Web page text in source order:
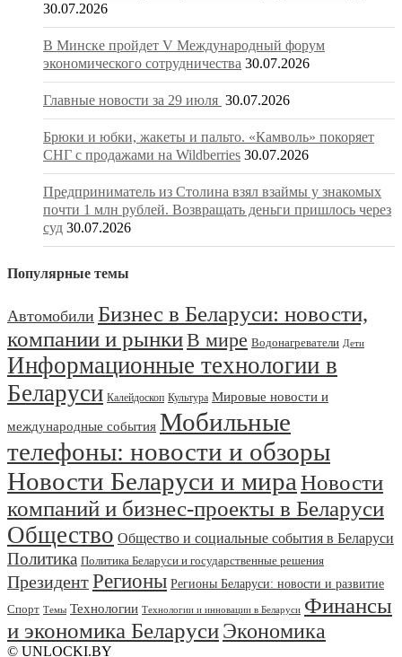
30.07.2026
В Минске пройдет V Международный форум
экономического сотрудничества 30.07.2026
Главные новости за 29 июля 30.07.2026
Брюки и юбки, жакеты и пальто. «Камволь» покоряет
СНГ с продажами на Wildberries 30.07.2026
Предприниматель из Столина взял взаймы у знакомых
почти 1 млн рублей. Возвращать деньги пришлось через
суд 30.07.2026
Популярные темы
Автомобили Бизнес в Беларуси: новости,
компании и рынкиВ мире Водонагреватели Дети
Информационные технологии в
Беларуси Калейдоскоп Культура Мировые новости и
международные события Мобильные
телефоны: новости и обзоры
Новости Беларуси и мира Новости
компаний и бизнес-проекты в Беларуси
Общество Общество и социальные события в Беларуси
Политика Политика Беларуси и государственные решения
ПрезидентРегионы Регионы Беларуси: новости и развитие
Спорт Темы Технологии Технологии и инновации в Беларуси Финансы
и экономика БеларусиЭкономика
© UNLOCKI.BY